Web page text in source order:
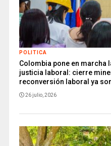
POLITICA
Colombia pone en marcha
justicia laboral: cierre
reconversión laboral ya
26 julio, 2026